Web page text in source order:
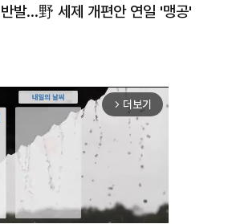
반발…野 세제 개편안 연일 '맹공'
arrow_forward_ios 더보기